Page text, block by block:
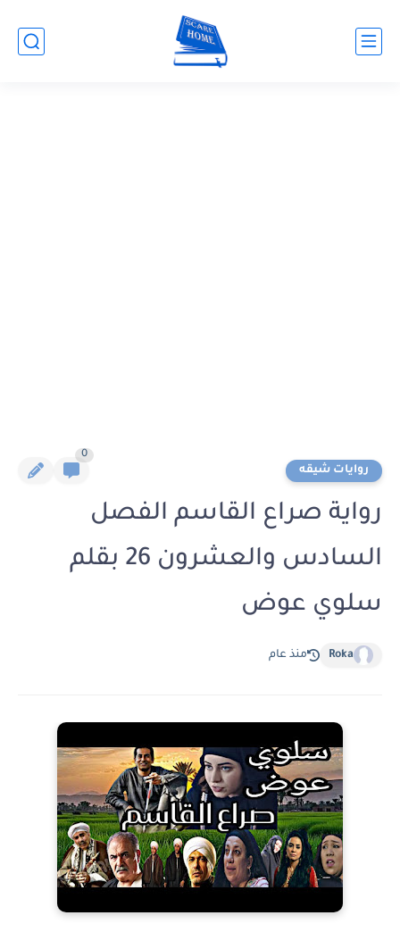
روايات شيقه
0
رواية صراع القاسم الفصل
السادس والعشرون 26 بقلم
سلوي عوض
Roka منذ عام